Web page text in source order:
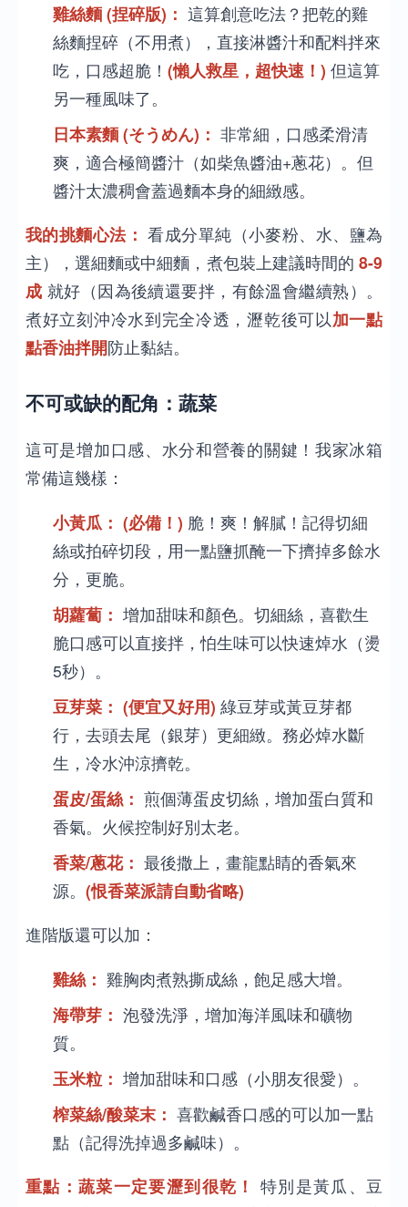
雞絲麵 (捏碎版)： 這算創意吃法？把乾的雞
絲麵捏碎（不用煮），直接淋醬汁和配料拌來
吃，口感超脆！ (懶人救星，超快速！) 但這算
另一種風味了。
日本素麵 (そうめん)： 非常細，口感柔滑清
爽，適合極簡醬汁（如柴魚醬油+蔥花）。但
醬汁太濃稠會蓋過麵本身的細緻感。
我的挑麵心法： 看成分單純（小麥粉、水、鹽為
主），選細麵或中細麵，煮包裝上建議時間的 8-9
成 就好（因為後續還要拌，有餘溫會繼續熟）。
煮好立刻沖冷水到完全冷透，瀝乾後可以加一點
點香油拌開防止黏結。
不可或缺的配角：蔬菜
這可是增加口感、水分和營養的關鍵！我家冰箱
常備這幾樣：
小黃瓜： (必備！) 脆！爽！解膩！記得切細
絲或拍碎切段，用一點鹽抓醃一下擠掉多餘水
分，更脆。
胡蘿蔔： 增加甜味和顏色。切細絲，喜歡生
脆口感可以直接拌，怕生味可以快速焯水（燙
5秒）。
豆芽菜： (便宜又好用) 綠豆芽或黃豆芽都
行，去頭去尾（銀芽）更細緻。務必焯水斷
生，冷水沖涼擠乾。
蛋皮/蛋絲： 煎個薄蛋皮切絲，增加蛋白質和
香氣。火候控制好別太老。
香菜/蔥花： 最後撒上，畫龍點睛的香氣來
源。 (恨香菜派請自動省略)
進階版還可以加：
雞絲： 雞胸肉煮熟撕成絲，飽足感大增。
海帶芽： 泡發洗淨，增加海洋風味和礦物
質。
玉米粒： 增加甜味和口感（小朋友很愛）。
榨菜絲/酸菜末： 喜歡鹹香口感的可以加一點
點（記得洗掉過多鹹味）。
重點：蔬菜一定要瀝到很乾！ 特別是黃瓜、豆